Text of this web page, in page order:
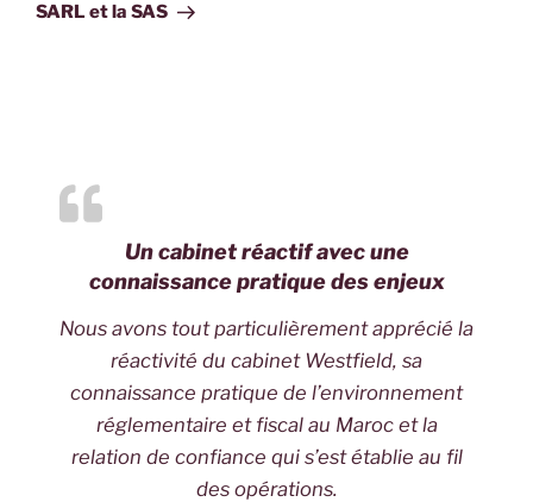
SARL et la SAS
Un cabinet réactif avec une
connaissance pratique des enjeux
Nous avons tout particulièrement apprécié la
réactivité du cabinet Westfield, sa
connaissance pratique de l’environnement
réglementaire et fiscal au Maroc et la
relation de confiance qui s’est établie au fil
des opérations.